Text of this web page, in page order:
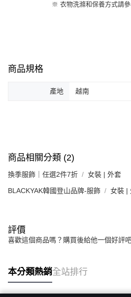
※ 衣物洗滌和保養方式請參
商品規格
產地 越南
商品相關分類 (2)
換季服飾｜任選2件7折 女裝 | 外套
BLACKYAK韓國登山品牌-服飾 女裝 |
評價
喜歡這個商品嗎？購買後給他一個好評
本分類熱銷全站排行